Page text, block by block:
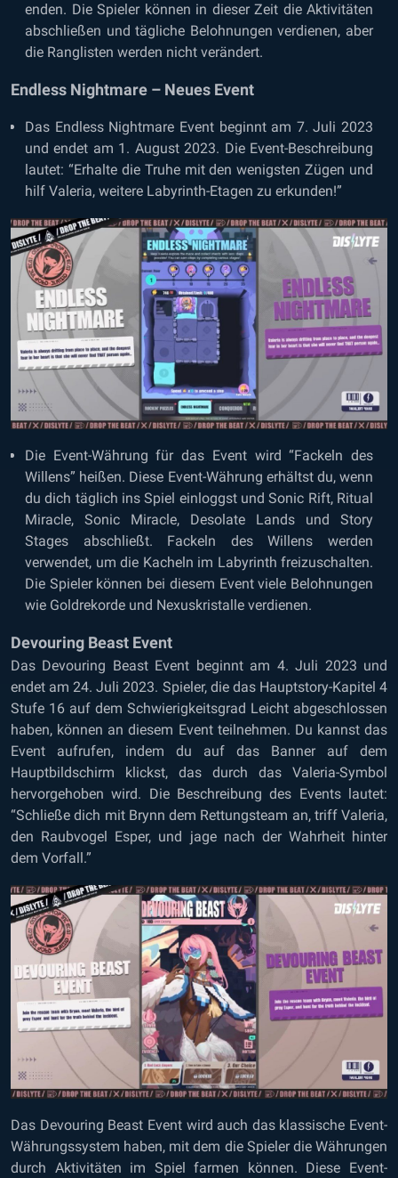
enden. Die Spieler können in dieser Zeit die Aktivitäten
abschließen und tägliche Belohnungen verdienen, aber
die Ranglisten werden nicht verändert.
Endless Nightmare – Neues Event
Das Endless Nightmare Event beginnt am 7. Juli 2023
und endet am 1. August 2023. Die Event-Beschreibung
lautet: “Erhalte die Truhe mit den wenigsten Zügen und
hilf Valeria, weitere Labyrinth-Etagen zu erkunden!”
Die Event-Währung für das Event wird “Fackeln des
Willens” heißen. Diese Event-Währung erhältst du, wenn
du dich täglich ins Spiel einloggst und Sonic Rift, Ritual
Miracle, Sonic Miracle, Desolate Lands und Story
Stages abschließt. Fackeln des Willens werden
verwendet, um die Kacheln im Labyrinth freizuschalten.
Die Spieler können bei diesem Event viele Belohnungen
wie Goldrekorde und Nexuskristalle verdienen.
Devouring Beast Event
Das Devouring Beast Event beginnt am 4. Juli 2023 und
endet am 24. Juli 2023. Spieler, die das Hauptstory-Kapitel 4
Stufe 16 auf dem Schwierigkeitsgrad Leicht abgeschlossen
haben, können an diesem Event teilnehmen. Du kannst das
Event aufrufen, indem du auf das Banner auf dem
Hauptbildschirm klickst, das durch das Valeria-Symbol
hervorgehoben wird. Die Beschreibung des Events lautet:
“Schließe dich mit Brynn dem Rettungsteam an, triff Valeria,
den Raubvogel Esper, und jage nach der Wahrheit hinter
dem Vorfall.”
Das Devouring Beast Event wird auch das klassische Event-
Währungssystem haben, mit dem die Spieler die Währungen
durch Aktivitäten im Spiel farmen können. Diese Event-